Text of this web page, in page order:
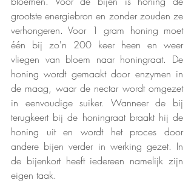
grootste energiebron en zonder zouden ze
verhongeren. Voor 1 gram honing moet
één bij zo'n 200 keer heen en weer
vliegen van bloem naar honingraat. De
honing wordt gemaakt door enzymen in
de maag, waar de nectar wordt omgezet
in eenvoudige suiker. Wanneer de bij
terugkeert bij de honingraat braakt hij de
honing uit en wordt het proces door
andere bijen verder in werking gezet. In
de bijenkort heeft iedereen namelijk zijn
eigen taak.